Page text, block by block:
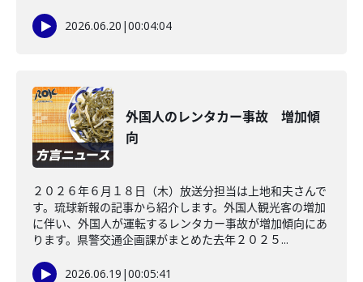
2026.06.20 |00:04:04
外国人のレンタカー事故 増加傾
向
２０２６年６月１８日（木）放送分担当は上地和夫さんで
す。琉球新報の記事から紹介します。外国人観光客の増加
に伴い、外国人が運転するレンタカー事故が増加傾向にあ
ります。県警交通企画課がまとめた去年２０２５...
2026.06.19 |00:05:41